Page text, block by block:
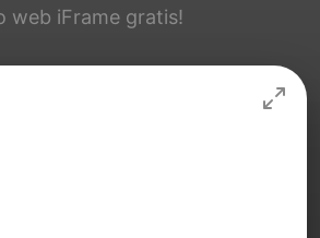
web iFrame gratis!